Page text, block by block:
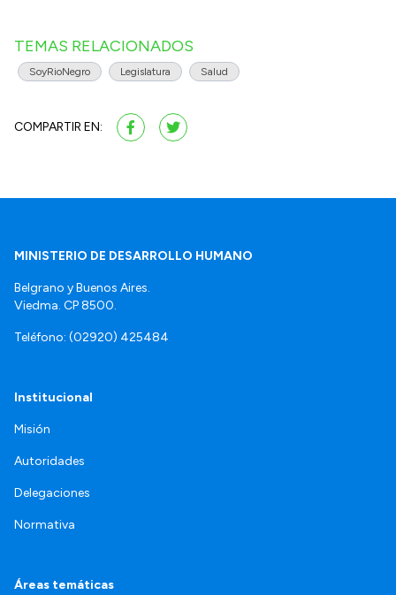
TEMAS RELACIONADOS
SoyRioNegro Legislatura Salud
COMPARTIR EN:
MINISTERIO DE DESARROLLO HUMANO
Belgrano y Buenos Aires.
Viedma. CP 8500.
Teléfono: (02920) 425484
Institucional
Misión
Autoridades
Delegaciones
Normativa
Áreas temáticas